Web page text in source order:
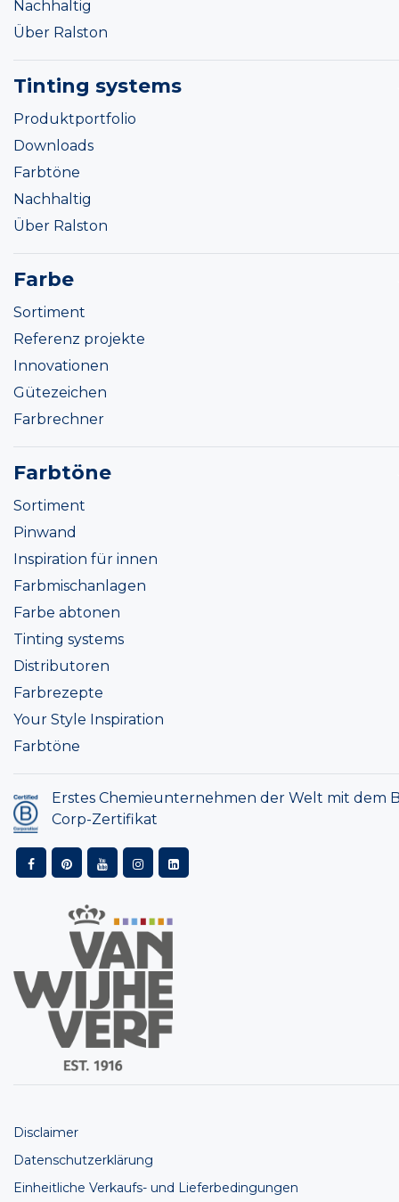
Nachhaltig
Über Ralston
Tinting systems
Produktportfolio
Downloads
Farbtöne
Nachhaltig
Über Ralston
Farbe
Sortiment
Referenz projekte
Innovationen
Gütezeichen
Farbrechner
Farbtöne
Sortiment
Pinwand
Inspiration für innen
Farbmischanlagen
Farbe abtonen
Tinting systems
Distributoren
Farbrezepte
Your Style Inspiration
Farbtöne
Erstes Chemieunternehmen der Welt mit dem
Corp-Zertifikat
Disclaimer
Datenschutzerklärung
Einheitliche Verkaufs- und Lieferbedingungen